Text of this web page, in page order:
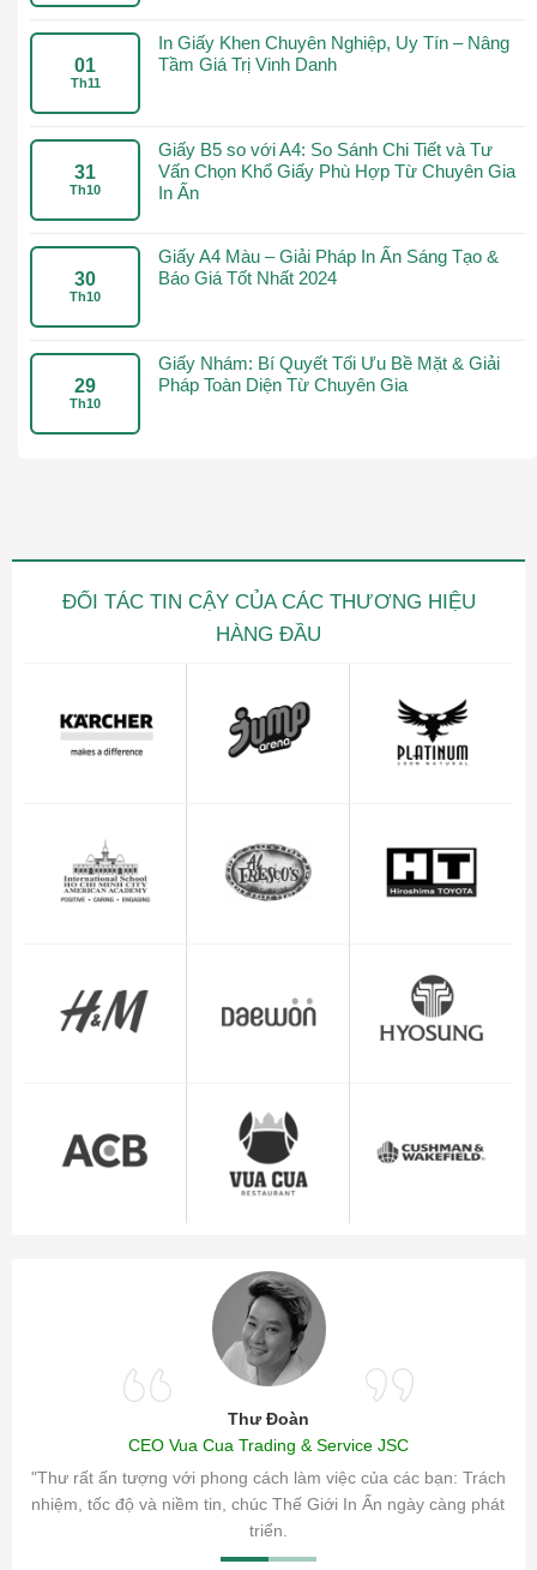
01
Th11
In Giấy Khen Chuyên Nghiệp, Uy Tín – Nâng
Tầm Giá Trị Vinh Danh
31
Th10
Giấy B5 so với A4: So Sánh Chi Tiết và Tư
Vấn Chọn Khổ Giấy Phù Hợp Từ Chuyên Gia
In Ấn
30
Th10
Giấy A4 Màu – Giải Pháp In Ấn Sáng Tạo &
Báo Giá Tốt Nhất 2024
29
Th10
Giấy Nhám: Bí Quyết Tối Ưu Bề Mặt & Giải
Pháp Toàn Diện Từ Chuyên Gia
ĐỐI TÁC TIN CẬY CỦA CÁC THƯƠNG HIỆU
HÀNG ĐẦU
Thư Đoàn
CEO Vua Cua Trading & Service JSC
"Thư rất ấn tượng với phong cách làm việc của các bạn: Trách
nhiệm, tốc độ và niềm tin, chúc Thế Giới In Ấn ngày càng phát
triển.
sóc